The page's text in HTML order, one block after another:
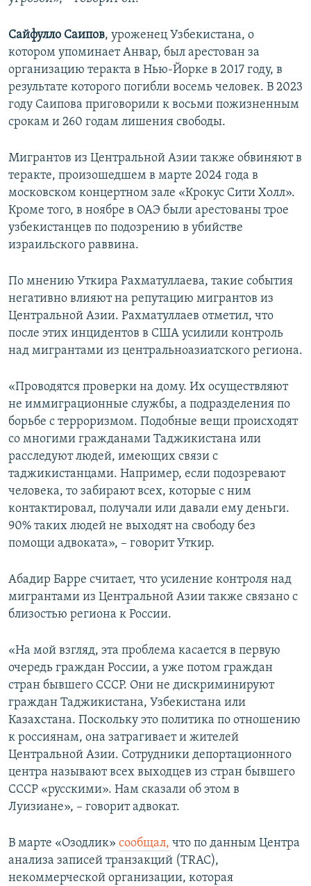
Сайфулло Саипов, уроженец Узбекистана, о
котором упоминает Анвар, был арестован за
организацию теракта в Нью-Йорке в 2017 году, в
результате которого погибли восемь человек. В 2023
году Саипова приговорили к восьми пожизненным
срокам и 260 годам лишения свободы.
Мигрантов из Центральной Азии также обвиняют в
теракте, произошедшем в марте 2024 года в
московском концертном зале «Крокус Сити Холл».
Кроме того, в ноябре в ОАЭ были арестованы трое
узбекистанцев по подозрению в убийстве
израильского раввина.
По мнению Уткира Рахматуллаева, такие события
негативно влияют на репутацию мигрантов из
Центральной Азии. Рахматуллаев отметил, что
после этих инцидентов в США усилили контроль
над мигрантами из центральноазиатского региона.
«Проводятся проверки на дому. Их осуществляют
не иммиграционные службы, а подразделения по
борьбе с терроризмом. Подобные вещи происходят
со многими гражданами Таджикистана или
расследуют людей, имеющих связи с
таджикистанцами. Например, если подозревают
человека, то забирают всех, которые с ним
контактировал, получали или давали ему деньги.
90% таких людей не выходят на свободу без
помощи адвоката», – говорит Уткир.
Абадир Барре считает, что усиление контроля над
мигрантами из Центральной Азии также связано с
близостью региона к России.
«На мой взгляд, эта проблема касается в первую
очередь граждан России, а уже потом граждан
стран бывшего СССР. Они не дискриминируют
граждан Таджикистана, Узбекистана или
Казахстана. Поскольку это политика по отношению
к россиянам, она затрагивает и жителей
Центральной Азии. Сотрудники депортационного
центра называют всех выходцев из стран бывшего
СССР «русскими». Нам сказали об этом в
Луизиане», – говорит адвокат.
В марте «Озодлик» сообщал, что по данным Центра
анализа записей транзакций (TRAC),
некоммерческой организации, которая